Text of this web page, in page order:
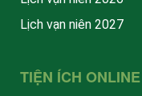
Lịch vạn niên 2027
TIỆN ÍCH ONLINE